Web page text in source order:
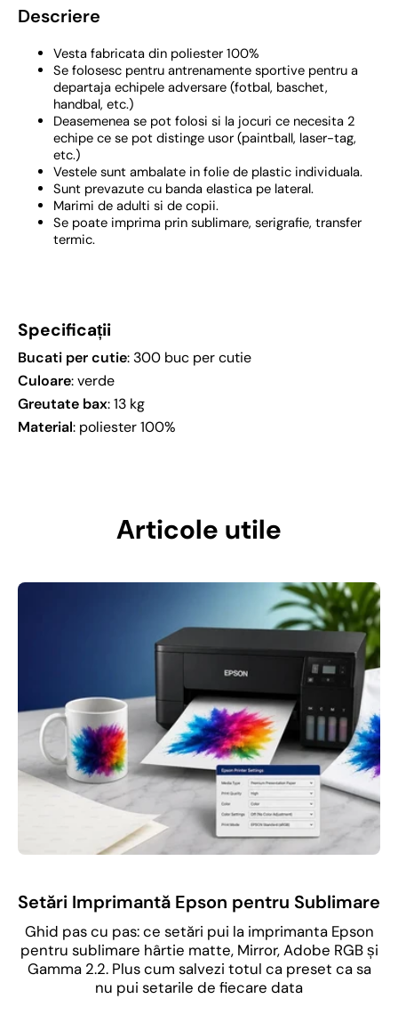
Descriere
Vesta fabricata din poliester 100%
Se folosesc pentru antrenamente sportive pentru a
departaja echipele adversare (fotbal, baschet,
handbal, etc.)
Deasemenea se pot folosi si la jocuri ce necesita 2
echipe ce se pot distinge usor (paintball, laser-tag,
etc.)
Vestele sunt ambalate in folie de plastic individuala.
Sunt prevazute cu banda elastica pe lateral.
Marimi de adulti si de copii.
Se poate imprima prin sublimare, serigrafie, transfer
termic.
Specificații
Bucati per cutie: 300 buc per cutie
Culoare: verde
Greutate bax: 13 kg
Material: poliester 100%
Articole utile
Setări Imprimantă Epson pentru Sublimare
Ghid pas cu pas: ce setări pui la imprimanta Epson
pentru sublimare hârtie matte, Mirror, Adobe RGB și
Gamma 2.2. Plus cum salvezi totul ca preset ca sa
nu pui setarile de fiecare data